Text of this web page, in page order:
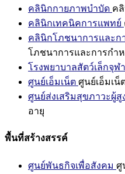
คลินิกกายภาพบำบัด ค
คลินิกเทคนิคการแพทย์
คลินิกโภชนาการและก
โภชนาการและการกำ
โรงพยาบาลสัตว์เล็กจุฬ
ศูนย์เอ็มเน็ต ศูนย์เอ็มเน็
ศูนย์ส่งเสริมสุขภาวะผู้สู
อายุ
พื้นที่สร้างสรรค์
ศูนย์พันธกิจเพื่อสังคม ศู